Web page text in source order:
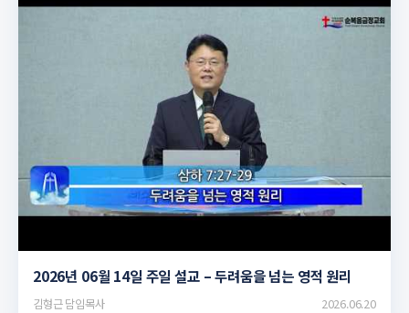
▶
2026년 06월 14일 주일 설교 – 두려움을 넘는 영적 원리
김형근 담임목사 2026.06.20